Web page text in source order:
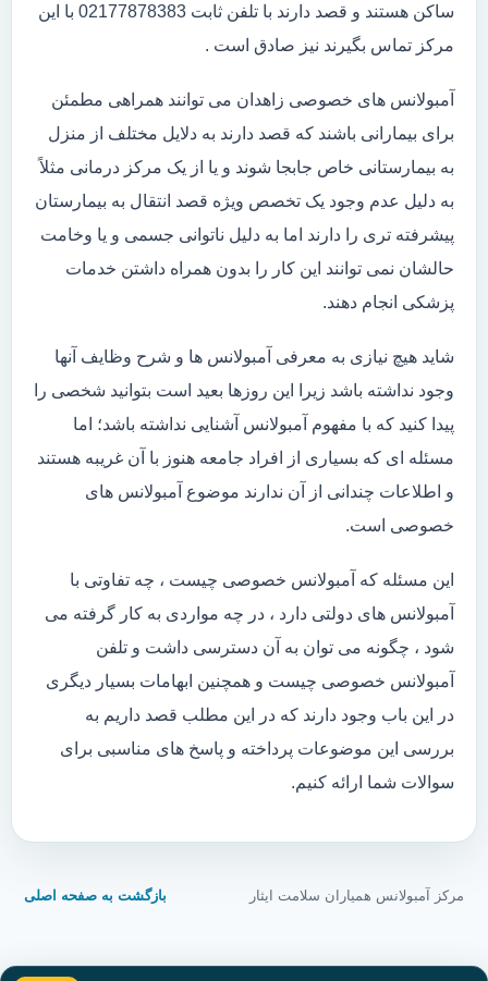
ساکن هستند و قصد دارند با تلفن ثابت 02177878383 با این
مرکز تماس بگیرند نیز صادق است .
آمبولانس های خصوصی زاهدان می توانند همراهی مطمئن
برای بیمارانی باشند که قصد دارند به دلایل مختلف از منزل
به بیمارستانی خاص جابجا شوند و یا از یک مرکز درمانی مثلاً
به دلیل عدم وجود یک تخصص ویژه قصد انتقال به بیمارستان
پیشرفته تری را دارند اما به دلیل ناتوانی جسمی و یا وخامت
حالشان نمی توانند این کار را بدون همراه داشتن خدمات
پزشکی انجام دهند.
شاید هیچ نیازی به معرفی آمبولانس ها و شرح وظایف آنها
وجود نداشته باشد زیرا این روزها بعید است بتوانید شخصی را
پیدا کنید که با مفهوم آمبولانس آشنایی نداشته باشد؛ اما
مسئله ای که بسیاری از افراد جامعه هنوز با آن غریبه هستند
و اطلاعات چندانی از آن ندارند موضوع آمبولانس های
خصوصی است.
این مسئله که آمبولانس خصوصی چیست ، چه تفاوتی با
آمبولانس های دولتی دارد ، در چه مواردی به کار گرفته می
شود ، چگونه می توان به آن دسترسی داشت و تلفن
آمبولانس خصوصی چیست و همچنین ابهامات بسیار دیگری
در این باب وجود دارند که در این مطلب قصد داریم به
بررسی این موضوعات پرداخته و پاسخ های مناسبی برای
سوالات شما ارائه کنیم.
مرکز آمبولانس همیاران سلامت ایثار بازگشت به صفحه اصلی